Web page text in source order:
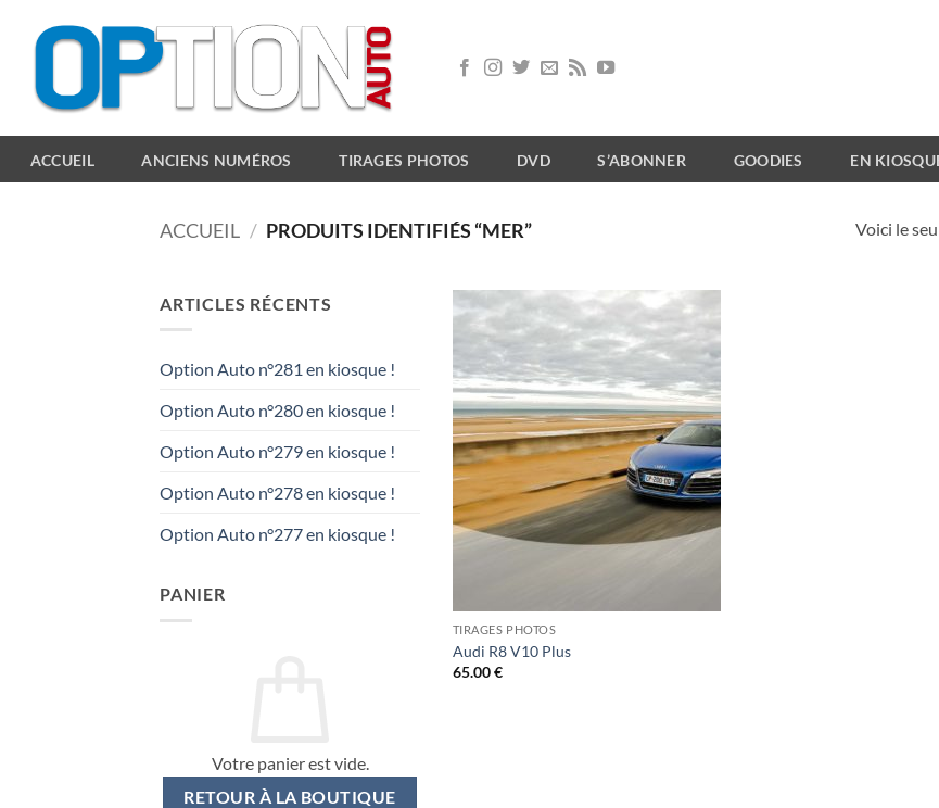
ACCUEIL ANCIENS NUMÉROS TIRAGES PHOTOS DVD S’ABONNER GOODIES EN
ACCUEIL / PRODUITS IDENTIFIÉS “MER” Voici le
ARTICLES RÉCENTS
Option Auto n°281 en kiosque !
Option Auto n°280 en kiosque !
Option Auto n°279 en kiosque !
Option Auto n°278 en kiosque !
Option Auto n°277 en kiosque !
PANIER
Votre panier est vide.
RETOUR À LA BOUTIQUE
TIRAGES PHOTOS
Audi R8 V10 Plus
65.00€